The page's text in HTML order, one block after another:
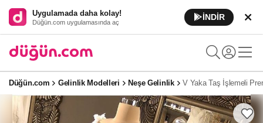
Uygulamada daha kolay!
Düğün.com uygulamasında aç
İNDİR
Düğün.com Gelinlik Modelleri Neşe Gelinlik V Yaka Taş İşlemeli